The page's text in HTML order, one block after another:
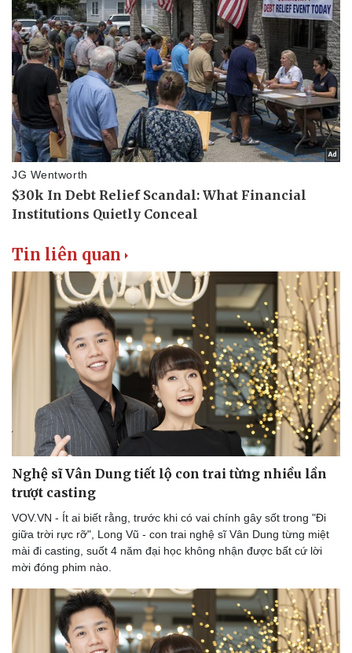
Tin liên quan
Nghệ sĩ Vân Dung tiết lộ con trai từng nhiều lần
trượt casting
VOV.VN - Ít ai biết rằng, trước khi có vai chính gây sốt trong "Đi
giữa trời rực rỡ", Long Vũ - con trai nghệ sĩ Vân Dung từng miệt
mài đi casting, suốt 4 năm đại học không nhận được bất cứ lời
mời đóng phim nào.